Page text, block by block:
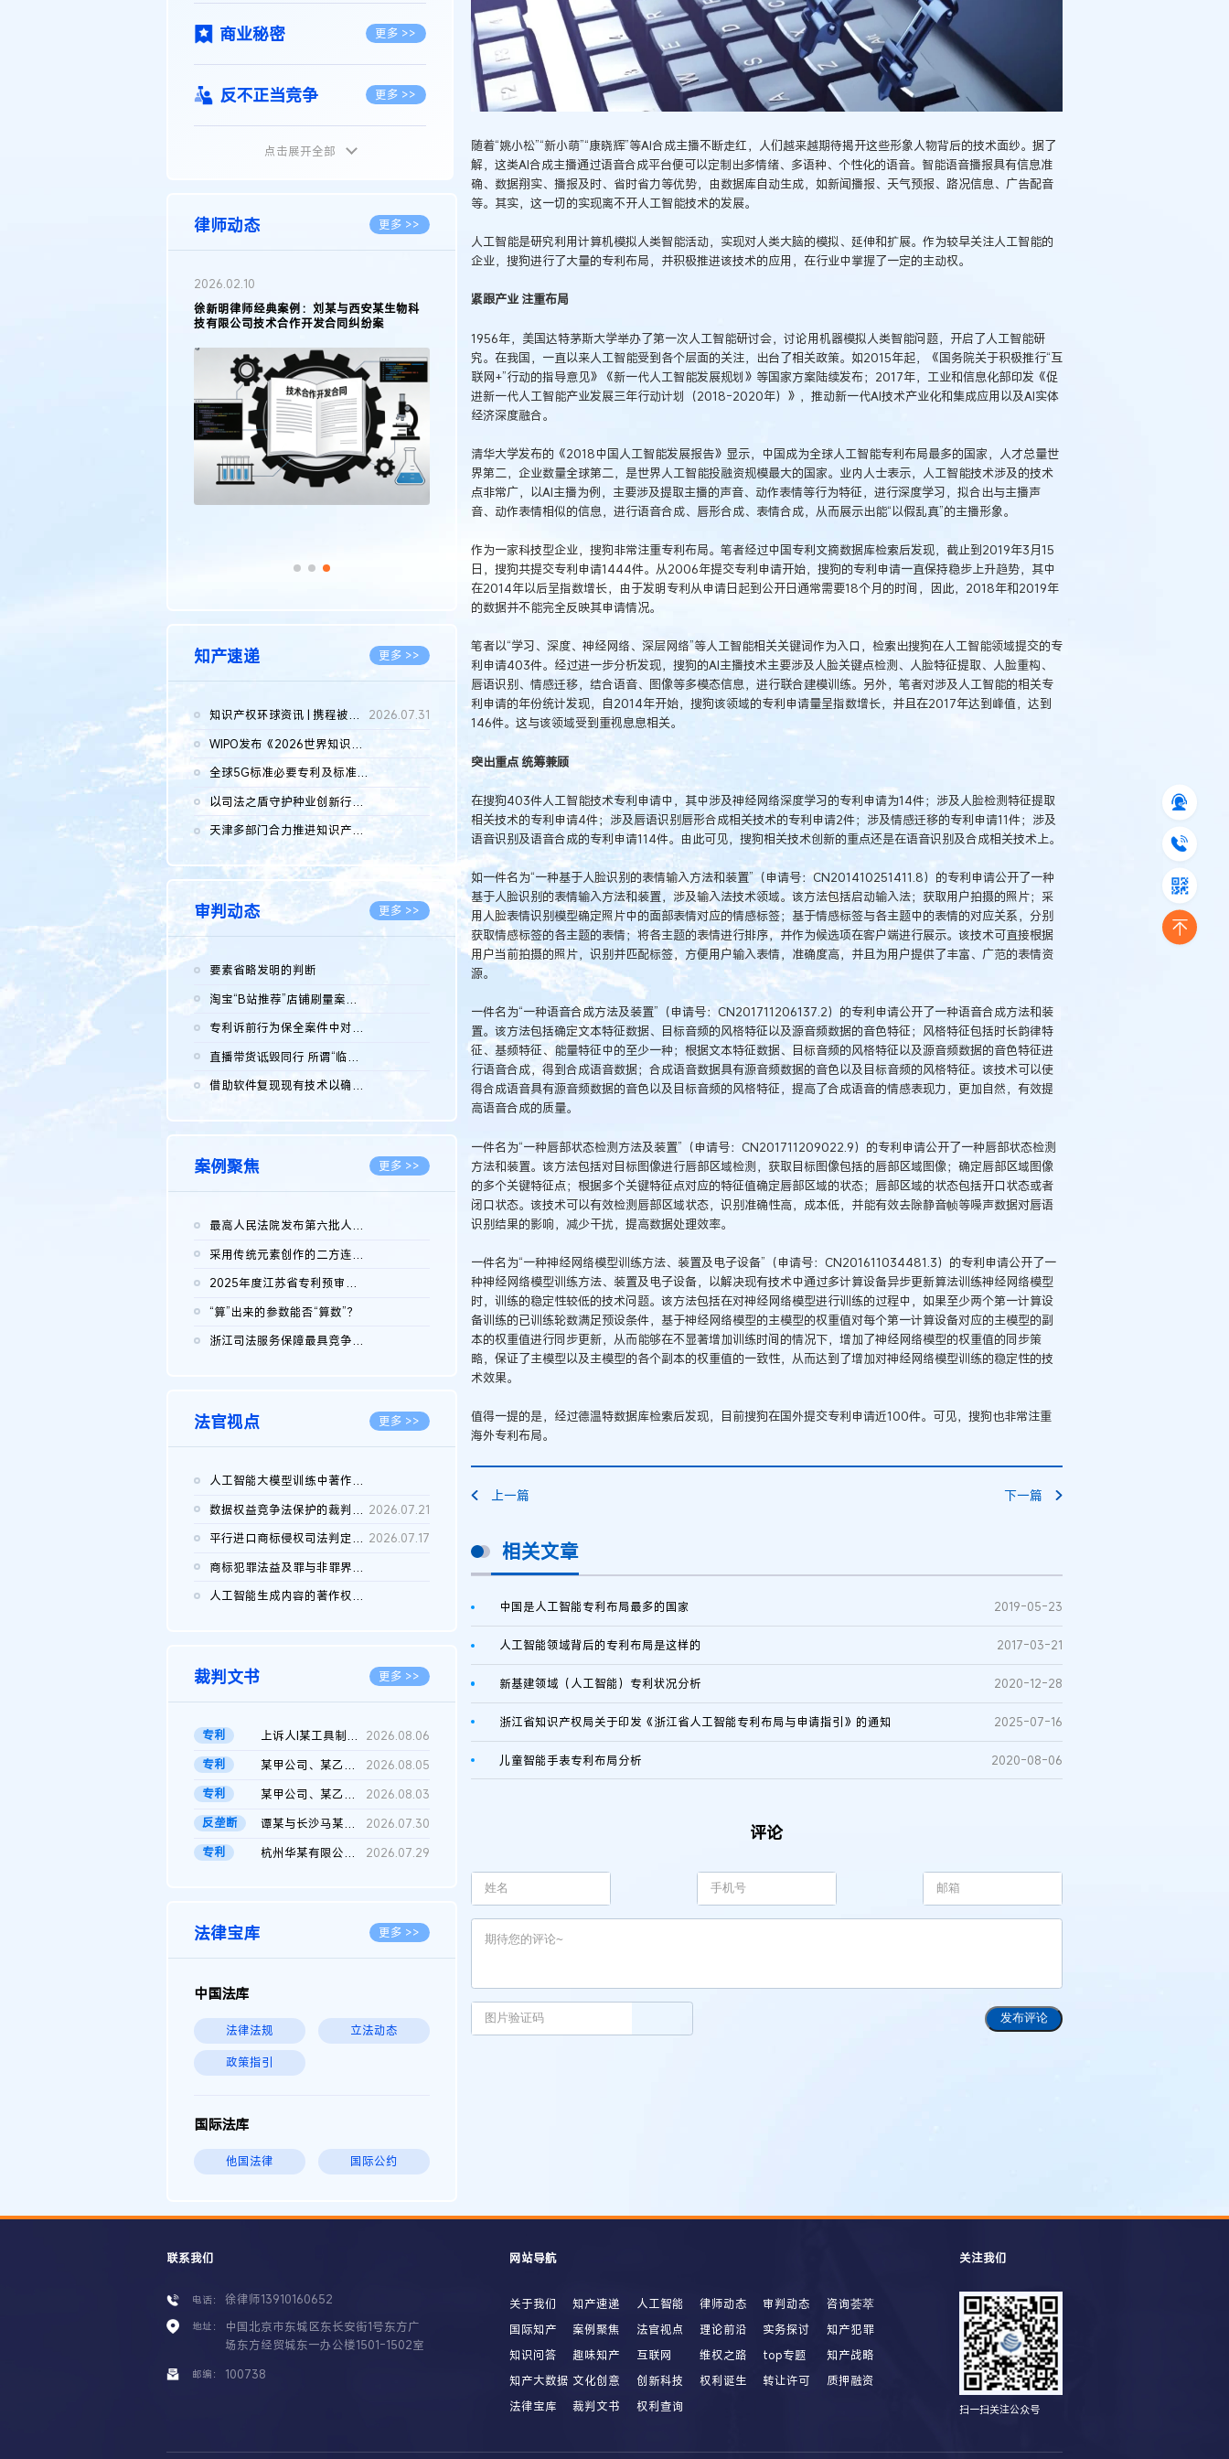
商业秘密 更多 >>
反不正当竞争 更多 >>
植物新品种
地理标志 更多 >>
集成电路布图设计
传统文化 更多 >>
点击展开全部
律师动态 更多 >>
2026.05.11
徐新明律师接受《天津日报》采访：解读
2025年度天津市专利行政保护案例
著名知识产权律师徐新明接受《中国经营
挑战与应对策略
知产速递 更多 >>
知识产权环球资讯 | 携程被市监总局罚51.79亿；瑞幸泰国商标案上...
2026.07.31
WIPO发布《2026世界知识产权报告》 含报告全文
全球5G标准必要专利及标准提案研究报告（2026年）全文发布
以司法之盾守护种业创新行稳致远
2026.08.05
天津多部门合力推进知识产权保护工作
2026.08.05
审判动态 更多 >>
要素省略发明的判断
淘宝“B站推荐”店铺刷量案维持原判，两被告连带赔偿150万元
专利诉前行为保全案件中对仿制药申请人曾作出三类声明的考量及违...
直播带货诋毁同行 所谓“临场发挥”不免责
借助软件复现现有技术以确认相关参数特征是否被公开
案例聚焦 更多 >>
最高人民法院发布第六批人民法院种业知识产权司法保护典型案例 含...
采用传统元素创作的二方连续装饰图案作品的独创性及侵权对比认定
2025年度江苏省专利预审典型案例
“算”出来的参数能否“算数”？
浙江司法服务保障最具竞争力营商环境建设典型案例（第二批）含侵...
法官视点 更多 >>
人工智能大模型训练中著作权的合理使用
2026.07.28
数据权益竞争法保护的裁判路径构建 2026.07.21
平行进口商标侵权司法判定规则的困境与纾解 2026.07.17
商标犯罪法益及罪与非罪界限研究
人工智能生成内容的著作权司法认定：演进逻辑、现实困境与规则建...
裁判文书 更多 >>
专利 上诉人I某工具制品有限公司与被上诉人程某及一审被告中华人民共和...
2026.08.06
专利
某甲公司、某乙公司、某丙公司申请诉前行为保全复议裁定书
2026.08.05
专利
某甲公司、某乙公司、官某与某丙公司专利申请权权属纠纷 二审判决...
2026.08.03
反垄断
谭某与长沙马某堆农产品股份有限公司滥用市场支配地位纠纷二审裁...
2026.07.30
专利
杭州华某有限公司与菲某有限公司侵害发明专利权纠纷 2026.07.29
法律宝库 更多 >>
中国法库
法律法规 立法动态
政策指引
国际法库
他国法律 国际公约
随着“姚小松”“新小萌”“康晓辉”等AI合成主播不断走红，人们越来越期待揭开这些形象人物背后的技术面纱。据了
解，这类AI合成主播通过语音合成平台便可以定制出多情绪、多语种、个性化的语音。智能语音播报具有信息准
确、数据翔实、播报及时、省时省力等优势，由数据库自动生成，如新闻播报、天气预报、路况信息、广告配音
等。其实，这一切的实现离不开人工智能技术的发展。
人工智能是研究利用计算机模拟人类智能活动，实现对人类大脑的模拟、延伸和扩展。作为较早关注人工智能的
企业，搜狗进行了大量的专利布局，并积极推进该技术的应用，在行业中掌握了一定的主动权。
紧跟产业 注重布局
1956年，美国达特茅斯大学举办了第一次人工智能研讨会，讨论用机器模拟人类智能问题，开启了人工智能研
究。在我国，一直以来人工智能受到各个层面的关注，出台了相关政策。如2015年起，《国务院关于积极推行“互
联网+”行动的指导意见》《新一代人工智能发展规划》等国家方案陆续发布；2017年，工业和信息化部印发《促
进新一代人工智能产业发展三年行动计划（2018-2020年）》，推动新一代AI技术产业化和集成应用以及AI实体
经济深度融合。
清华大学发布的《2018中国人工智能发展报告》显示，中国成为全球人工智能专利布局最多的国家，人才总量世
界第二，企业数量全球第二，是世界人工智能投融资规模最大的国家。业内人士表示，人工智能技术涉及的技术
点非常广，以AI主播为例，主要涉及提取主播的声音、动作表情等行为特征，进行深度学习，拟合出与主播声
音、动作表情相似的信息，进行语音合成、唇形合成、表情合成，从而展示出能“以假乱真”的主播形象。
作为一家科技型企业，搜狗非常注重专利布局。笔者经过中国专利文摘数据库检索后发现，截止到2019年3月15
日，搜狗共提交专利申请1444件。从2006年提交专利申请开始，搜狗的专利申请一直保持稳步上升趋势，其中
在2014年以后呈指数增长，由于发明专利从申请日起到公开日通常需要18个月的时间，因此，2018年和2019年
的数据并不能完全反映其申请情况。
笔者以“学习、深度、神经网络、深层网络”等人工智能相关关键词作为入口，检索出搜狗在人工智能领域提交的专
利申请403件。经过进一步分析发现，搜狗的AI主播技术主要涉及人脸关键点检测、人脸特征提取、人脸重构、
唇语识别、情感迁移，结合语音、图像等多模态信息，进行联合建模训练。另外，笔者对涉及人工智能的相关专
利申请的年份统计发现，自2014年开始，搜狗该领域的专利申请量呈指数增长，并且在2017年达到峰值，达到
146件。这与该领域受到重视息息相关。
突出重点 统筹兼顾
在搜狗403件人工智能技术专利申请中，其中涉及神经网络深度学习的专利申请为14件；涉及人脸检测特征提取
相关技术的专利申请4件；涉及唇语识别唇形合成相关技术的专利申请2件；涉及情感迁移的专利申请11件；涉及
语音识别及语音合成的专利申请114件。由此可见，搜狗相关技术创新的重点还是在语音识别及合成相关技术上。
如一件名为“一种基于人脸识别的表情输入方法和装置”（申请号：CN201410251411.8）的专利申请公开了一种
基于人脸识别的表情输入方法和装置，涉及输入法技术领域。该方法包括启动输入法；获取用户拍摄的照片；采
用人脸表情识别模型确定照片中的面部表情对应的情感标签；基于情感标签与各主题中的表情的对应关系，分别
获取情感标签的各主题的表情；将各主题的表情进行排序，并作为候选项在客户端进行展示。该技术可直接根据
用户当前拍摄的照片，识别并匹配标签，方便用户输入表情，准确度高，并且为用户提供了丰富、广范的表情资
源。
一件名为“一种语音合成方法及装置”（申请号：CN201711206137.2）的专利申请公开了一种语音合成方法和装
置。该方法包括确定文本特征数据、目标音频的风格特征以及源音频数据的音色特征；风格特征包括时长韵律特
征、基频特征、能量特征中的至少一种；根据文本特征数据、目标音频的风格特征以及源音频数据的音色特征进
行语音合成，得到合成语音数据；合成语音数据具有源音频数据的音色以及目标音频的风格特征。该技术可以使
得合成语音具有源音频数据的音色以及目标音频的风格特征，提高了合成语音的情感表现力，更加自然，有效提
高语音合成的质量。
一件名为“一种唇部状态检测方法及装置”（申请号：CN201711209022.9）的专利申请公开了一种唇部状态检测
方法和装置。该方法包括对目标图像进行唇部区域检测，获取目标图像包括的唇部区域图像；确定唇部区域图像
的多个关键特征点；根据多个关键特征点对应的特征值确定唇部区域的状态；唇部区域的状态包括开口状态或者
闭口状态。该技术可以有效检测唇部区域状态，识别准确性高，成本低，并能有效去除静音帧等噪声数据对唇语
识别结果的影响，减少干扰，提高数据处理效率。
一件名为“一种神经网络模型训练方法、装置及电子设备”（申请号：CN201611034481.3）的专利申请公开了一
种神经网络模型训练方法、装置及电子设备，以解决现有技术中通过多计算设备异步更新算法训练神经网络模型
时，训练的稳定性较低的技术问题。该方法包括在对神经网络模型进行训练的过程中，如果至少两个第一计算设
备训练的已训练轮数满足预设条件，基于神经网络模型的主模型的权重值对每个第一计算设备对应的主模型的副
本的权重值进行同步更新，从而能够在不显著增加训练时间的情况下，增加了神经网络模型的权重值的同步策
略，保证了主模型以及主模型的各个副本的权重值的一致性，从而达到了增加对神经网络模型训练的稳定性的技
术效果。
值得一提的是，经过德温特数据库检索后发现，目前搜狗在国外提交专利申请近100件。可见，搜狗也非常注重
海外专利布局。
上一篇 下一篇
相关文章
中国是人工智能专利布局最多的国家 2019-05-23
人工智能领域背后的专利布局是这样的 2017-03-21
新基建领域（人工智能）专利状况分析 2020-12-28
浙江省知识产权局关于印发《浙江省人工智能专利布局与申请指引》的通知 2025-07-16
儿童智能手表专利布局分析 2020-08-06
评论
发布评论
联系我们
电话： 徐律师13910160652
地址：
中国北京市东城区东长安街1号东方广
场东方经贸城东一办公楼1501-1502室
邮编： 100738
网站导航
关于我们 知产速递 人工智能 律师动态 审判动态
咨询荟萃
国际知产
案例聚焦 法官视点 理论前沿 实务探讨
知产犯罪
知识问答
趣味知产 互联网 维权之路 top专题
知产战略
知产大数据 文化创意 创新科技 权利诞生 转让许可
质押融资
法律宝库
裁判文书 权利查询
关注我们
扫一扫关注公众号